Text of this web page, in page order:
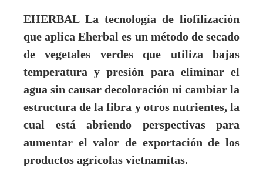
EHERBAL La tecnología de liofilización
que aplica Eherbal es un método de secado
de vegetales verdes que utiliza bajas
temperatura y presión para eliminar el
agua sin causar decoloración ni cambiar la
estructura de la fibra y otros nutrientes, la
cual está abriendo perspectivas para
aumentar el valor de exportación de los
productos agrícolas vietnamitas.